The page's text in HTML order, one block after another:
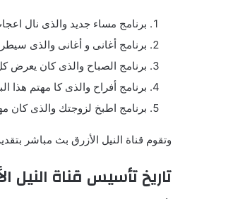
برنامج مساء جديد والذى نال
برنامج أغانى و أغانى والذى
برنامج الصباح والذى كان يعرض
برنامج أفراح والذى كا مهتم هذا
برنامج اطبخ لزوجتك والذى كان
وتقوم قناة النيل الأزرق بث مباشر
تاريخ تأسيس قناة النيل